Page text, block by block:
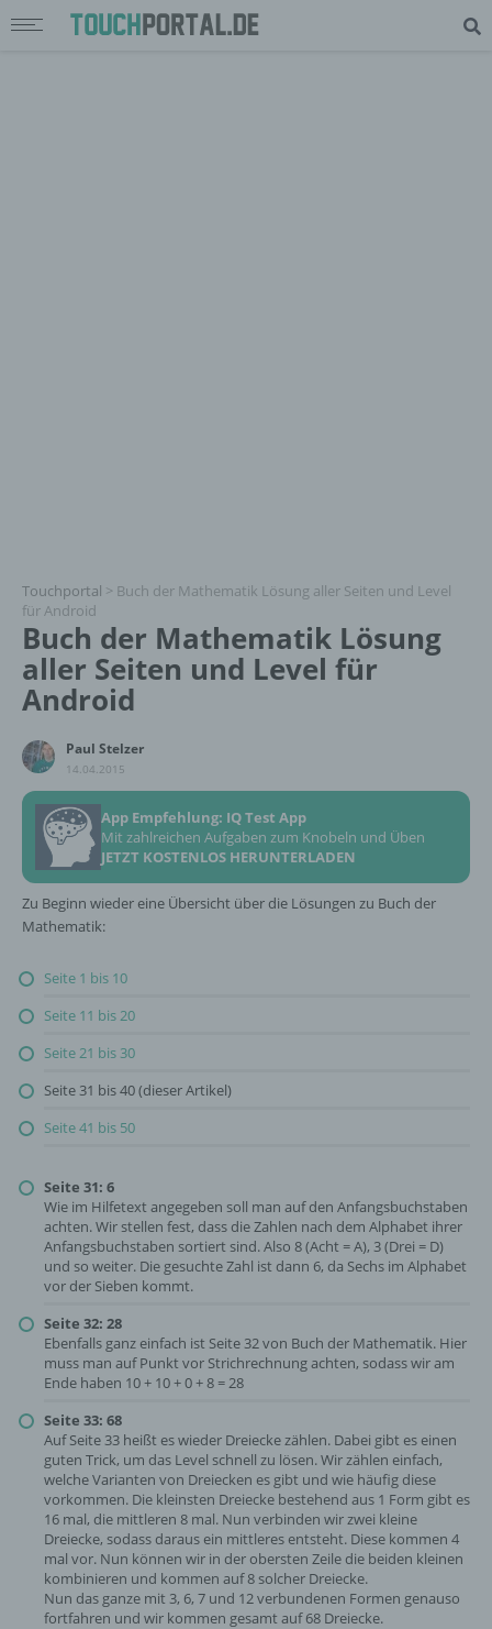
Touchportal > Buch der Mathematik Lösung aller Seiten und Level
für Android
Buch der Mathematik Lösung
aller Seiten und Level für
Android
Paul Stelzer
14.04.2015
App Empfehlung: IQ Test App
Mit zahlreichen Aufgaben zum Knobeln und Üben
JETZT KOSTENLOS HERUNTERLADEN
Zu Beginn wieder eine Übersicht über die Lösungen zu Buch der
Mathematik:
Seite 1 bis 10
Seite 11 bis 20
Seite 21 bis 30
Seite 31 bis 40 (dieser Artikel)
Seite 41 bis 50
Seite 31: 6
Wie im Hilfetext angegeben soll man auf den Anfangsbuchstaben
achten. Wir stellen fest, dass die Zahlen nach dem Alphabet ihrer
Anfangsbuchstaben sortiert sind. Also 8 (Acht = A), 3 (Drei = D)
und so weiter. Die gesuchte Zahl ist dann 6, da Sechs im Alphabet
vor der Sieben kommt.
Seite 32: 28
Ebenfalls ganz einfach ist Seite 32 von Buch der Mathematik. Hier
muss man auf Punkt vor Strichrechnung achten, sodass wir am
Ende haben 10 + 10 + 0 + 8 = 28
Seite 33: 68
Auf Seite 33 heißt es wieder Dreiecke zählen. Dabei gibt es einen
guten Trick, um das Level schnell zu lösen. Wir zählen einfach,
welche Varianten von Dreiecken es gibt und wie häufig diese
vorkommen. Die kleinsten Dreiecke bestehend aus 1 Form gibt es
16 mal, die mittleren 8 mal. Nun verbinden wir zwei kleine
Dreiecke, sodass daraus ein mittleres entsteht. Diese kommen 4
mal vor. Nun können wir in der obersten Zeile die beiden kleinen
kombinieren und kommen auf 8 solcher Dreiecke.
Nun das ganze mit 3, 6, 7 und 12 verbundenen Formen genauso
fortfahren und wir kommen gesamt auf 68 Dreiecke.